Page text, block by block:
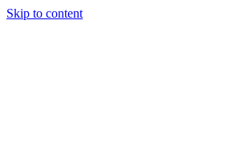
Skip to content